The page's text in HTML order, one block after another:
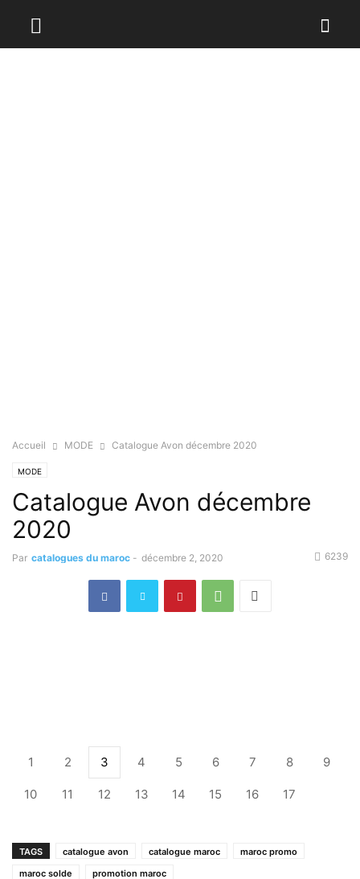
Accueil MODE Catalogue Avon décembre 2020
MODE
Catalogue Avon décembre
2020
Par catalogues du maroc - décembre 2, 2020 6239
1 2 3 4 5 6 7 8 9
10 11 12 13 14 15 16 17
TAGS catalogue avon catalogue maroc
maroc promo
maroc solde
promotion maroc